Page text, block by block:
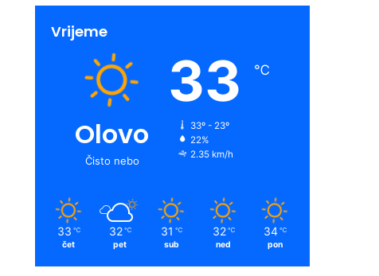
Vrijeme
Olovo
Čisto nebo
33 ℃
33º - 23º
22%
2.35 km/h
33 ℃
čet
32 ℃
pet
31 ℃
sub
32 ℃
ned
34 ℃
pon